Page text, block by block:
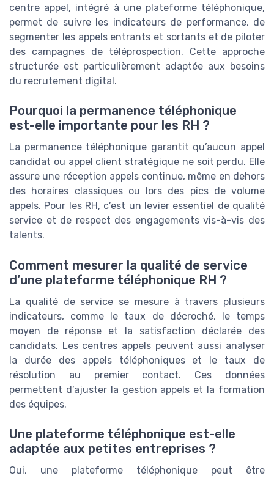
centre appel, intégré à une plateforme téléphonique,
permet de suivre les indicateurs de performance, de
segmenter les appels entrants et sortants et de piloter
des campagnes de téléprospection. Cette approche
structurée est particulièrement adaptée aux besoins
du recrutement digital.
Pourquoi la permanence téléphonique
est-elle importante pour les RH ?
La permanence téléphonique garantit qu’aucun appel
candidat ou appel client stratégique ne soit perdu. Elle
assure une réception appels continue, même en dehors
des horaires classiques ou lors des pics de volume
appels. Pour les RH, c’est un levier essentiel de qualité
service et de respect des engagements vis-à-vis des
talents.
Comment mesurer la qualité de service
d’une plateforme téléphonique RH ?
La qualité de service se mesure à travers plusieurs
indicateurs, comme le taux de décroché, le temps
moyen de réponse et la satisfaction déclarée des
candidats. Les centres appels peuvent aussi analyser
la durée des appels téléphoniques et le taux de
résolution au premier contact. Ces données
permettent d’ajuster la gestion appels et la formation
des équipes.
Une plateforme téléphonique est-elle
adaptée aux petites entreprises ?
Oui, une plateforme téléphonique peut être